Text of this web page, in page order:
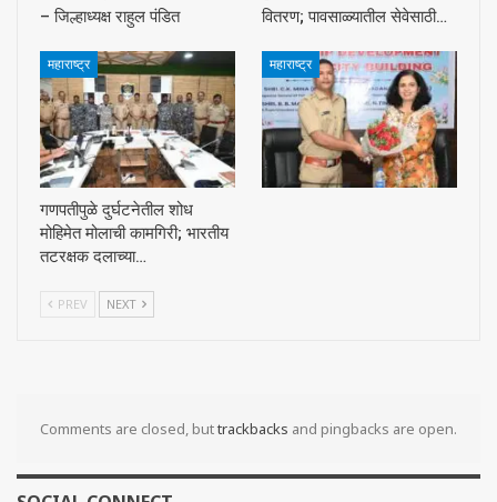
– जिल्हाध्यक्ष राहुल पंडित
वितरण; पावसाळ्यातील सेवेसाठी…
महाराष्ट्र
गणपतीपुळे दुर्घटनेतील शोध
मोहिमेत मोलाची कामगिरी; भारतीय
तटरक्षक दलाच्या…
महाराष्ट्र
PREV NEXT
Comments are closed, buttrackbacks and pingbacks are open.